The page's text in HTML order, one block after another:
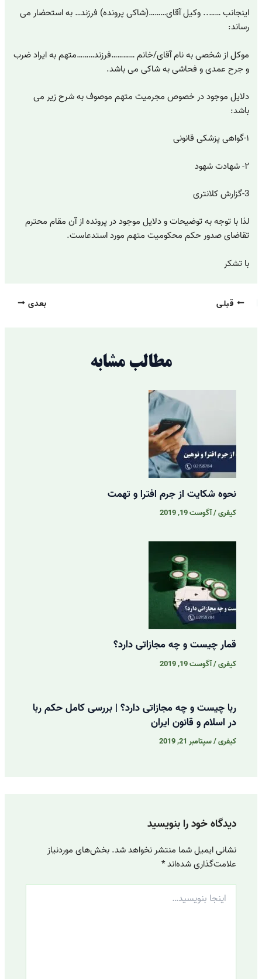
اینجانب …….. وکیل آقای………(شاکی پرونده) فرزند… به استحضار می
رساند:
موکل از شخصی به نام آقای/خانم …………فرزند………متهم به ایراد ضرب
و جرح عمدی و فحاشی به شاکی می باشد.
دلایل موجود در خصوص مجرمیت متهم موصوف به شرح زیر می
باشد:
۱-گواهی پزشکی قانونی
۲- شهادت شهود
3-گزارش کلانتری
لذا با توجه به توضیحات و دلایل موجود در پرونده از آن مقام محترم
تقاضای صدور حکم محکومیت متهم مورد استدعاست.
با تشکر
قبلی بعدی
مطالب مشابه
نحوه شکایت از جرم افترا و تهمت
کیفری/آگوست 19, 2019
قمار چیست و چه مجازاتی دارد؟
کیفری/آگوست 19, 2019
ربا چیست و چه مجازاتی دارد؟ | بررسی کامل حکم ربا
در اسلام و قانون ایران
کیفری/سپتامبر 21, 2019
دیدگاه‌ خود را بنویسید
نشانی ایمیل شما منتشر نخواهد شد. بخش‌های موردنیاز
علامت‌گذاری شده‌اند*
اینجا
بنویسید…